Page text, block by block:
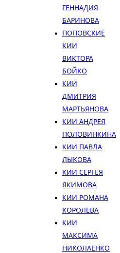
ГЕННАДИЯ
БАРИНОВА
ПОПОВСКИЕ
КИИ
ВИКТОРА
БОЙКО
КИИ
ДМИТРИЯ
МАРТЬЯНОВА
КИИ АНДРЕЯ
ПОЛОВИНКИНА
КИИ ПАВЛА
ЛЫКОВА
КИИ СЕРГЕЯ
ЯКИМОВА
КИИ РОМАНА
КОРОЛЕВА
КИИ
МАКСИМА
НИКОЛАЕНКО